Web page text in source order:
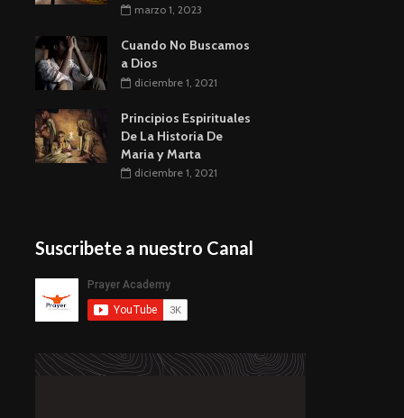
marzo 1, 2023
Cuando No Buscamos
a Dios
diciembre 1, 2021
Principios Espirituales
De La Historia De
Maria y Marta
diciembre 1, 2021
Suscribete a nuestro Canal